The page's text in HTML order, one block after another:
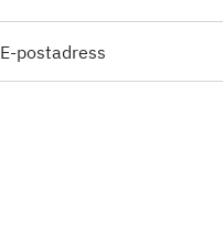
E-postadress